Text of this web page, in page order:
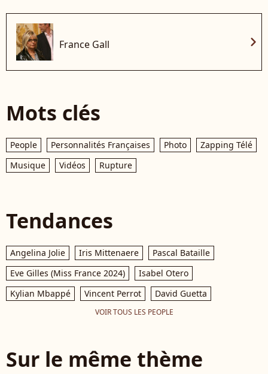
France Gall chevron_right
Mots clés
People Personnalités Françaises Photo
Zapping Télé
Musique
Vidéos Rupture
Tendances
Angelina Jolie Iris Mittenaere
Pascal Bataille
Eve Gilles (Miss France 2024)
Isabel Otero
Kylian Mbappé
Vincent Perrot David Guetta
VOIR TOUS LES PEOPLE
Sur le même thème